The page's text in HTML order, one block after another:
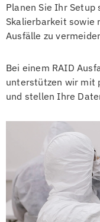
Planen Sie Ihr Setup
Skalierbarkeit sowie
Ausfälle zu
Bei einem RAID
unterstützen wir mit
und stellen Ihre